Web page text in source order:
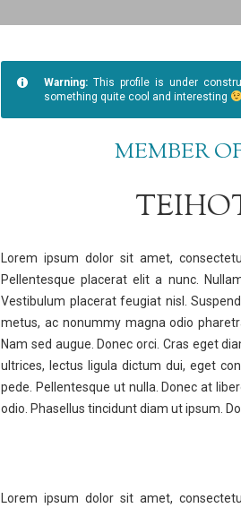
Warning: This profile is under
something quite cool and interesting
MEMBER
Lorem ipsum dolor sit amet,
Pellentesque placerat elit a nunc.
Vestibulum placerat feugiat nisl.
metus, ac nonummy magna odio
Nam sed augue. Donec orci. Cras eget
ultrices, lectus ligula dictum dui, eget
pede. Pellentesque ut nulla. Donec at
odio. Phasellus tincidunt diam ut ipsum.
Lorem ipsum dolor sit amet,